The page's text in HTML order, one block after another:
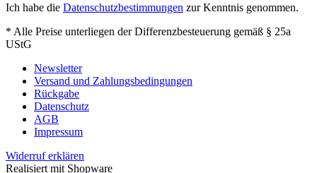
Ich habe die Datenschutzbestimmungen zur Kenntnis genommen.
* Alle Preise unterliegen der Differenzbesteuerung gemäß § 25a
UStG
Newsletter
Versand und Zahlungsbedingungen
Rückgabe
Datenschutz
AGB
Impressum
Widerruf erklären
Realisiert mit Shopware